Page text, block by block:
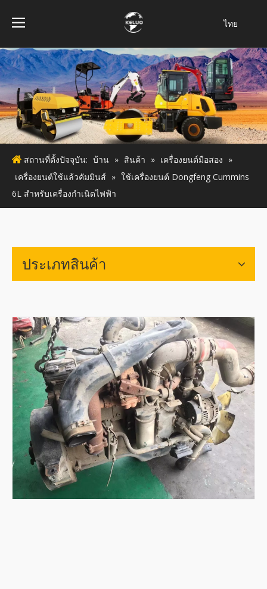
ไทย
Bahasa
indonesia
Türk dili
Italiano
Deutsch
Português
Español
Pусский
สถานที่ตั้งปัจจุบัน: บ้าน » สินค้า » เครื่องยนต์มือสอง »
เครื่องยนต์ใช้แล้วคัมมินส์ » ใช้เครื่องยนต์ Dongfeng Cummins
6L สำหรับเครื่องกำเนิดไฟฟ้า
ประเภทสินค้า